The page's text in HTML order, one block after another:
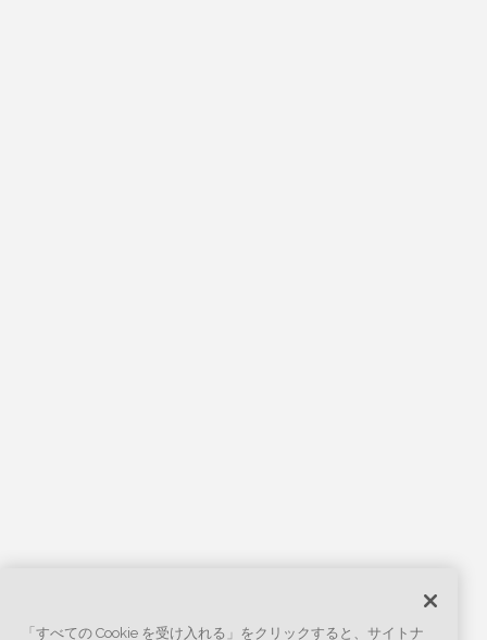
「すべての Cookie を受け入れる」をクリックすると、サイトナ